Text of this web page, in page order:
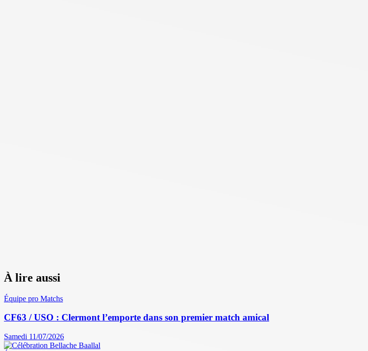
À lire aussi
Équipe pro Matchs
CF63 / USO : Clermont l’emporte dans son premier match amical
Samedi 11/07/2026